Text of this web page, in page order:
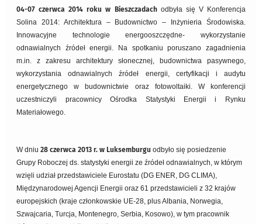
04-07 czerwca 2014 roku w Bieszczadachodbyła się V Konferencja
Solina 2014: Architektura – Budownictwo – Inżynieria Środowiska.
Innowacyjne technologie energooszczędne- wykorzystanie
odnawialnych źródeł energii. Na spotkaniu poruszano zagadnienia
m.in. z zakresu architektury słonecznej, budownictwa pasywnego,
wykorzystania odnawialnych źródeł energii, certyfikacji i audytu
energetycznego w budownictwie oraz fotowoltaiki. W konferencji
uczestniczyli pracownicy Ośrodka Statystyki Energii i Rynku
Materiałowego.
W dniu28 czerwca 2013 r. w Luksemburgu odbyło się posiedzenie
Grupy Roboczej ds. statystyki energii ze źródeł odnawialnych, w którym
wzięli udział przedstawiciele Eurostatu (DG ENER, DG CLIMA),
Międzynarodowej Agencji Energii oraz 61 przedstawicieli z 32 krajów
europejskich (kraje członkowskie UE-28, plus Albania, Norwegia,
Szwajcaria, Turcja, Montenegro, Serbia, Kosowo), w tym pracownik